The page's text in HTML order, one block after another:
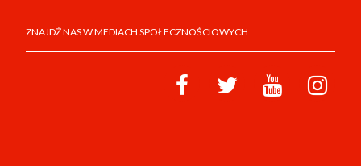
ZNAJDŹ NAS W MEDIACH SPOŁECZNOŚCIOWYCH